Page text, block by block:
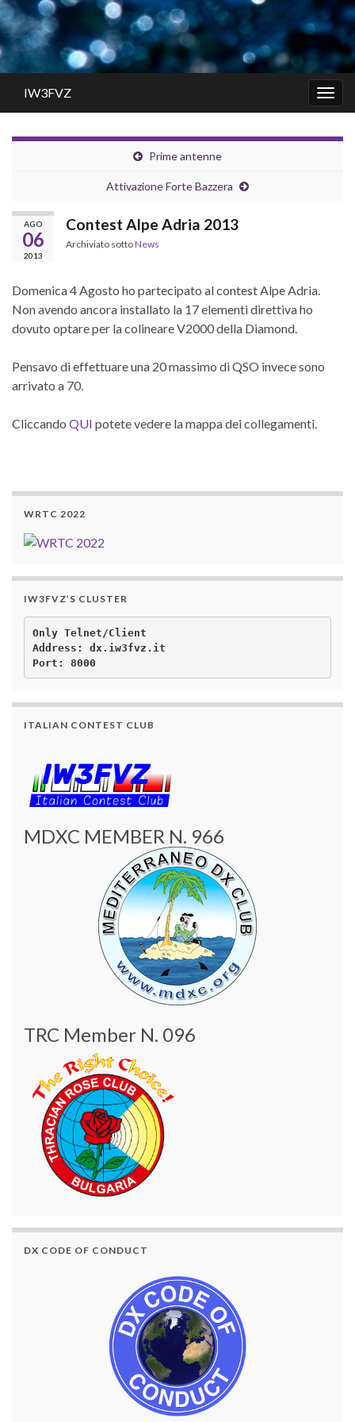
la
IW3FVZ
Prime antenne
Attivazione Forte Bazzera
AGO
06
2013
Contest Alpe Adria 2013
Archiviato sottoNews
Domenica 4 Agosto ho partecipato al contest Alpe Adria.
Non avendo ancora installato la 17 elementi direttiva ho
dovuto optare per la colineare V2000 della Diamond.
Pensavo di effettuare una 20 massimo di QSO invece sono
arrivato a 70.
Cliccando QUI potete vedere la mappa dei collegamenti.
WRTC 2022
IW3FVZ’S CLUSTER
Only Telnet/Client
Address: dx.iw3fvz.it
ITALIAN CONTEST CLUB
MDXC MEMBER N. 966
TRC Member N. 096
DX CODE OF CONDUCT